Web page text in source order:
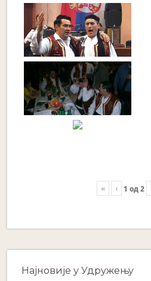
« ‹ 1 од2
Најновије у Удружењу